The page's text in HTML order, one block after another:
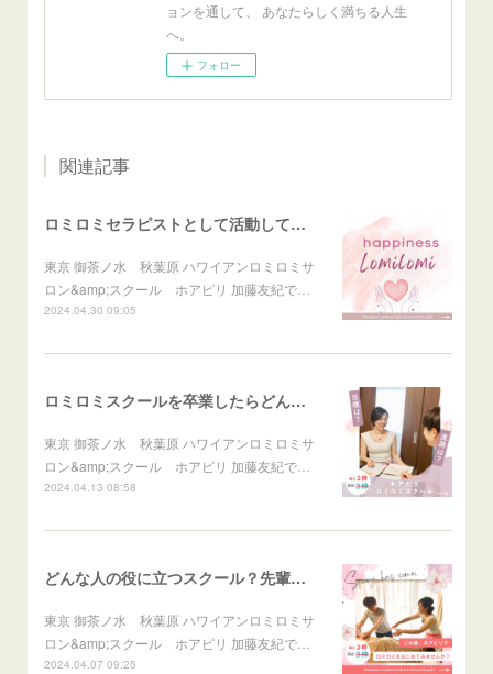
ョンを通して、 あなたらしく満ちる人生
へ。
フォロー
関連記事
ロミロミセラピストとして活動して幸せを感じること
東京 御茶ノ水 秋葉原 ハワイアンロミロミサ
ロン&amp;スクール ホアピリ 加藤友紀で…
2024.04.30 09:05
ロミロミスクールを卒業したらどんな自分になれる？
東京 御茶ノ水 秋葉原 ハワイアンロミロミサ
ロン&amp;スクール ホアピリ 加藤友紀で…
2024.04.13 08:58
どんな人の役に立つスクール？先輩に聞きました♪
東京 御茶ノ水 秋葉原 ハワイアンロミロミサ
ロン&amp;スクール ホアピリ 加藤友紀で…
2024.04.07 09:25